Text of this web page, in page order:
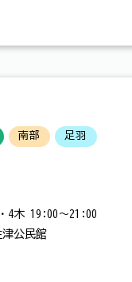
南部 足羽
4木 19:00～21:00
公民館